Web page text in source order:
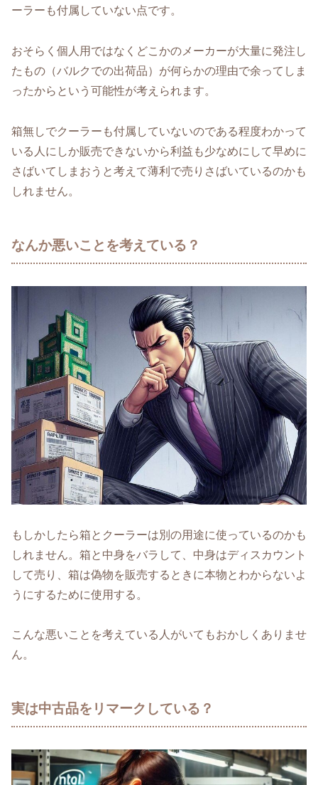
ーラーも付属していない点です。
おそらく個人用ではなくどこかのメーカーが大量に発注し
たもの（バルクでの出荷品）が何らかの理由で余ってしま
ったからという可能性が考えられます。
箱無しでクーラーも付属していないのである程度わかって
いる人にしか販売できないから利益も少なめにして早めに
さばいてしまおうと考えて薄利で売りさばいているのかも
しれません。
なんか悪いことを考えている？
もしかしたら箱とクーラーは別の用途に使っているのかも
しれません。箱と中身をバラして、中身はディスカウント
して売り、箱は偽物を販売するときに本物とわからないよ
うにするために使用する。
こんな悪いことを考えている人がいてもおかしくありませ
ん。
実は中古品をリマークしている？